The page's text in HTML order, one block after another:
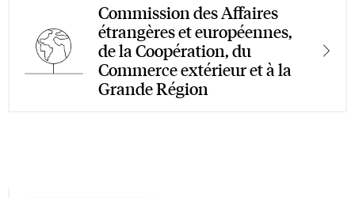
Commission des Affaires
étrangères et européennes,
de la Coopération, du
Commerce extérieur et à la
Grande Région